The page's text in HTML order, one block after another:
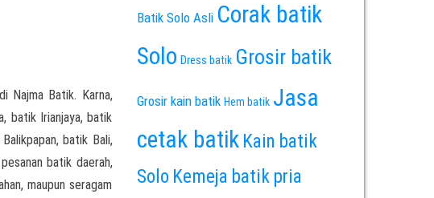
Najma Batik. Karna,
batik Irianjaya, batik
batik Bali,
batik daerah,
maupun seragam
Batik Solo Asli Corak batik
Solo Dress batik Grosir batik
Grosir kain batik Hem batik Jasa
cetak batik Kain batik
Solo Kemeja batik pria